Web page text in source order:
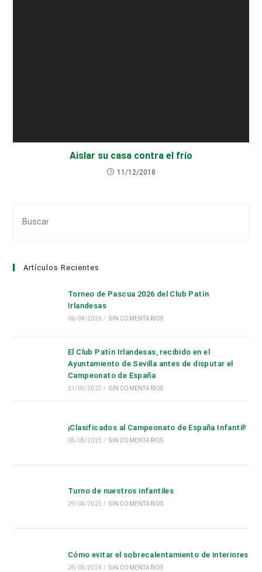
Aislar su casa contra el frío
11/12/2018
Artículos Recientes
Torneo de Pascua 2026 del Club Patín
Irlandesas
06/04/2026 / SIN COMENTARIOS
El Club Patín Irlandesas, recibido en el
Ayuntamiento de Sevilla antes de disputar el
Campeonato de España
21/05/2025 / SIN COMENTARIOS
¡Clasificados al Campeonato de España Infantil!
05/05/2025 / SIN COMENTARIOS
Turno de nuestros infantiles
29/04/2025 / SIN COMENTARIOS
Cómo evitar el sobrecalentamiento de interiores
28/05/2024 / SIN COMENTARIOS